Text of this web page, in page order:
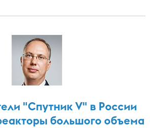
"Спутник V" в России
большого объема